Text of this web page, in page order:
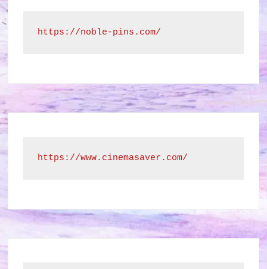
https://noble-pins.com/
https://www.cinemasaver.com/